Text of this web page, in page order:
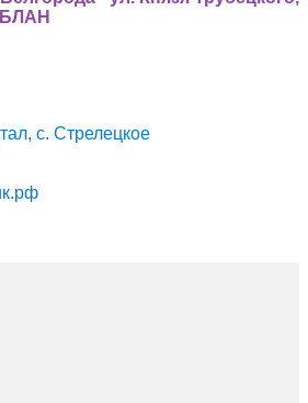
с. Стрелецкое